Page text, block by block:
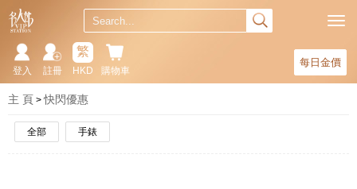
每日金價
購物車
繁
HKD
註冊
登入
主 頁 快閃優惠
全部 手錶